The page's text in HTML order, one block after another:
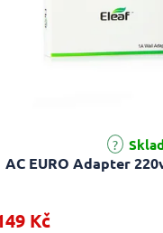
AC EURO Adapter
Kč